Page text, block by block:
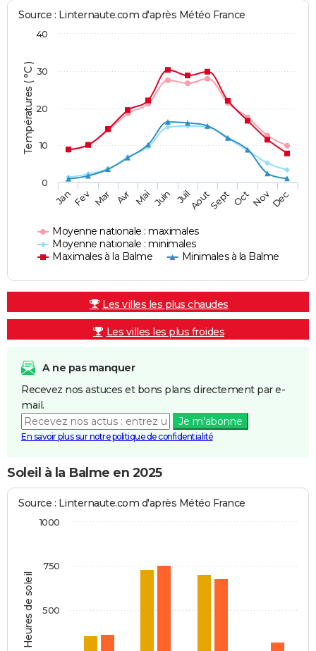
Températures ( °C )
Source : Linternaute.com d'après Météo France
Moyenne nationale : maximales
Moyenne nationale : minimales
Maximales à la Balme
Minimales à la Balme
JanFev Mar Avr Mai Juin JuilAoutSept OctNovDec
0
10
20
30
40
Les villes les plus chaudes
Les villes les plus froides
A ne pas manquer
Recevez nos astuces et bons plans directement par e-
mail.
Je m'abonne
En savoir plus sur notre politique de confidentialité
Soleil à la Balme en 2025
Heures de soleil
Source : Linternaute.com d'après Météo France
500
750
1000